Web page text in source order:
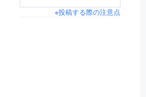
※投稿する際の注意点